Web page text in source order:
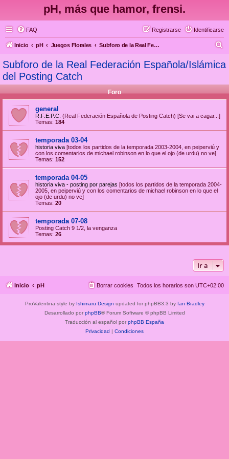
pH, más que hamor, frensi.
FAQ Identificarse
Registrarse
Inicio pH Juegos Florales Subforo de la Real Federación Española/Islámica del Posting Catch
s
a
Subforo de la Real Federación Española/Islámica
del Posting Catch
Foro
general
R.F.E.P.C. (Real Federación Española de Posting Catch) [Se vai a cagar...]
Temas: 184
temporada 03-04
historia viva [todos los partidos de la temporada 2003-2004, en peiperviú y
con los comentarios de michael robinson en lo que el ojo (de urdu) no ve]
Temas: 152
temporada 04-05
historia viva - posting por parejas [todos los partidos de la temporada 2004-
2005, en peiperviú y con los comentarios de michael robinson en lo que el
ojo (de urdu) no ve]
Temas: 20
temporada 07-08
Posting Catch 9 1/2, la venganza
Temas: 26
Ir a
Inicio pH Todos los horarios son UTC+02:00
Borrar cookies
ProValentina style by Ishimaru Design updated for phpBB3.3 by Ian Bradley
Desarrollado por phpBB® Forum Software © phpBB Limited
Traducción al español por phpBB España
Privacidad | Condiciones